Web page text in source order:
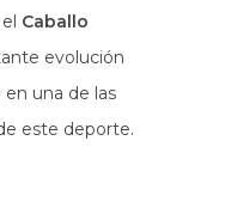
Caballo
evolución
una de las
este deporte.